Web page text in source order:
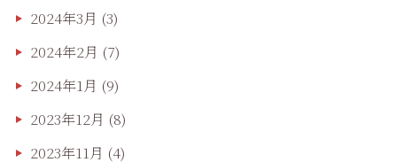
2024年3月 (3)
2024年2月 (7)
2024年1月 (9)
2023年12月 (8)
2023年11月 (4)